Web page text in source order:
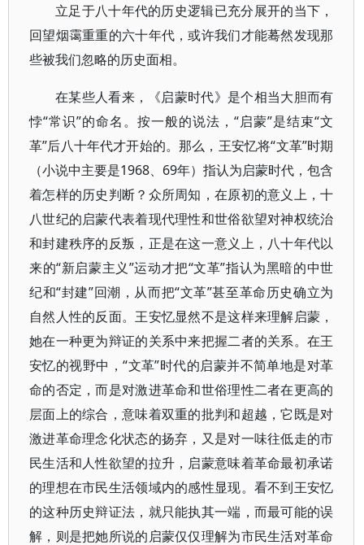
立足于八十年代的历史逻辑已充分展开的当下，
回望烟霭重重的六十年代，或许我们才能蓦然发现那
些被我们忽略的历史面相。
在某些人看来，《启蒙时代》是个相当大胆而有
悖“常识”的命名。按一般的说法，“启蒙”是结束“文
革”后八十年代才开始的。那么，王安忆将“文革”时期
（小说中主要是1968、69年）指认为启蒙时代，包含
着怎样的历史判断？众所周知，在原初的意义上，十
八世纪的启蒙代表着现代理性和世俗欲望对神权统治
和封建秩序的反叛，正是在这一意义上，八十年代以
来的“新启蒙主义”运动才把“文革”指认为黑暗的中世
纪和“封建”回潮，从而把“文革”甚至革命历史确立为
自然人性的反面。王安忆显然不是这样来理解启蒙，
她在一种更为辩证的关系中来把握二者的关系。在王
安忆的视野中，“文革”时代的启蒙并不简单地是对革
命的否定，而是对激进革命和世俗理性二者在更高的
层面上的综合，意味着双重的批判和超越，它既是对
激进革命理念化状态的扬弃，又是对一味往低走的市
民生活和人性欲望的拉升，启蒙意味着革命最初承诺
的理想在市民生活领域内的感性显现。看不到王安忆
的这种历史辩证法，就只能执其一端，而最可能的误
解，则是把她所说的启蒙仅仅理解为市民生活对革命